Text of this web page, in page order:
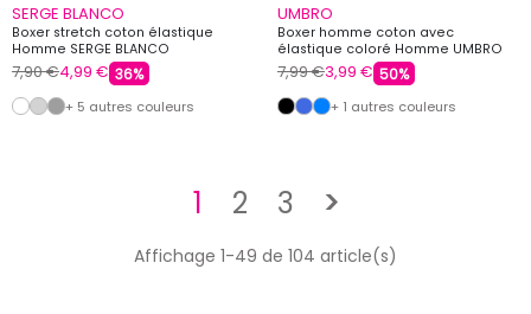
SERGE BLANCO
Boxer stretch coton élastique
Homme SERGE BLANCO
7,90 €4,99 € 36%
+ 5 autres couleurs
UMBRO
Boxer homme coton avec
élastique coloré Homme UMBRO
7,99 €3,99 € 50%
+ 1 autres couleurs
1 2 3 >Suivant
Affichage 1-49 de 104 article(s)